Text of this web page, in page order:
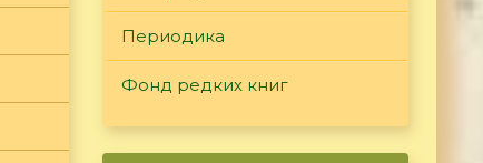
Периодика
Фонд редких книг